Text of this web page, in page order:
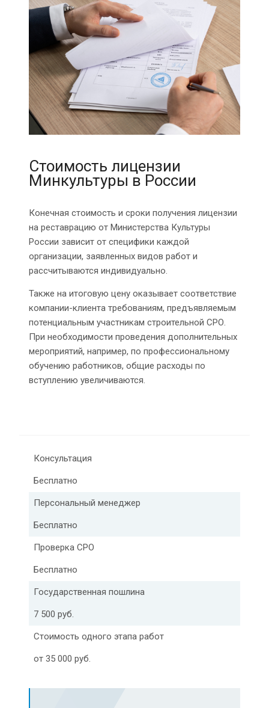
Стоимость лицензии
Минкультуры в России
Конечная стоимость и сроки получения лицензии
на реставрацию от Министерства Культуры
России зависит от специфики каждой
организации, заявленных видов работ и
рассчитываются индивидуально.
Также на итоговую цену оказывает соответствие
компании-клиента требованиям, предъявляемым
потенциальным участникам строительной СРО.
При необходимости проведения дополнительных
мероприятий, например, по профессиональному
обучению работников, общие расходы по
вступлению увеличиваются.
Консультация
Бесплатно
Персональный менеджер
Бесплатно
Проверка СРО
Бесплатно
Государственная пошлина
7 500 руб.
Стоимость одного этапа работ
от 35 000 руб.